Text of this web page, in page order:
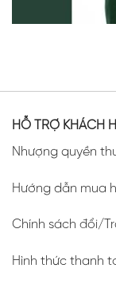
HỖ TRỢ KHÁCH
Nhượng quyền
Hướng dẫn mua
Chính sách đổi/
Hình thức thanh